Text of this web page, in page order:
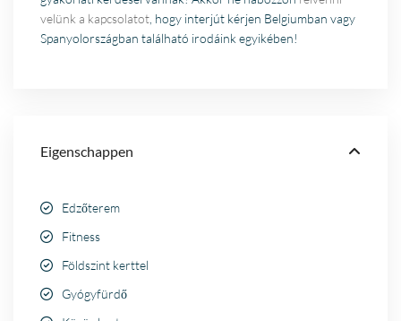
velünk a kapcsolatot , hogy interjút kérjen Belgiumban vagy
Spanyolországban található irodáink egyikében!
Eigenschappen
Edzőterem
Fitness
Földszint kerttel
Gyógyfürdő